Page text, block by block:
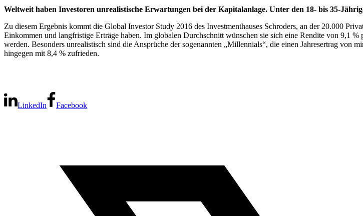
Weltweit haben Investoren unrealistische Erwartungen bei der Kapitalanlage. Unter den 18- bis 35-
Zu diesem Ergebnis kommt die Global Investor Study 2016 des Investmenthauses Schroders, an der 20.000
Einkommen und langfristige Erträge haben. Im globalen Durchschnitt wünschen sie sich eine Rendite von 9,1
werden. Besonders unrealistisch sind die Ansprüche der sogenannten „Millennials“, die einen Jahresertrag von
hingegen mit 8,4 % zufrieden.
LinkedIn Facebook